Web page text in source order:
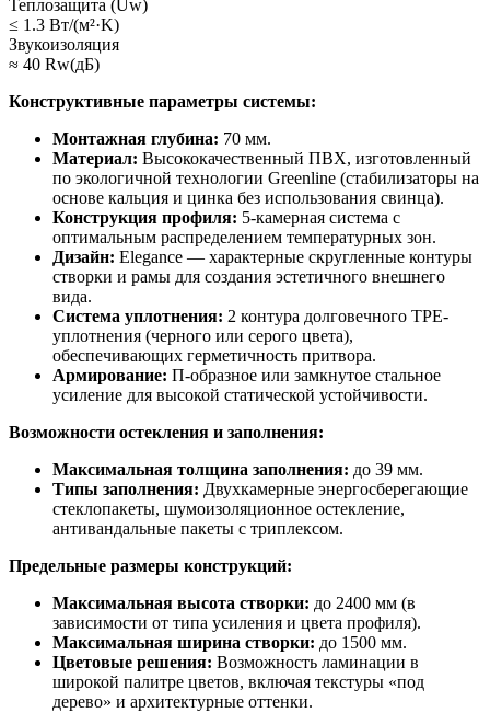
Теплозащита (Uw)
≤ 1.3 Вт/(м²·K)
Звукоизоляция
≈ 40 Rw(дБ)
Конструктивные параметры системы:
Монтажная глубина: 70 мм.
Материал: Высококачественный ПВХ, изготовленный
по экологичной технологии Greenline (стабилизаторы на
основе кальция и цинка без использования свинца).
Конструкция профиля: 5-камерная система с
оптимальным распределением температурных зон.
Дизайн: Elegance — характерные скругленные контуры
створки и рамы для создания эстетичного внешнего
вида.
Система уплотнения: 2 контура долговечного TPE-
уплотнения (черного или серого цвета),
обеспечивающих герметичность притвора.
Армирование: П-образное или замкнутое стальное
усиление для высокой статической устойчивости.
Возможности остекления и заполнения:
Максимальная толщина заполнения: до 39 мм.
Типы заполнения: Двухкамерные энергосберегающие
стеклопакеты, шумоизоляционное остекление,
антивандальные пакеты с триплексом.
Предельные размеры конструкций:
Максимальная высота створки: до 2400 мм (в
зависимости от типа усиления и цвета профиля).
Максимальная ширина створки: до 1500 мм.
Цветовые решения: Возможность ламинации в
широкой палитре цветов, включая текстуры «под
дерево» и архитектурные оттенки.